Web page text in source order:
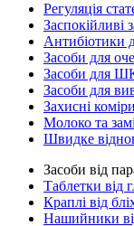
Регуляція
Заспокійливі
Антибіотики
Засоби для
Засоби для
Засоби для
Захисні
Молоко та
Швидке
Засоби від
Таблетки від
Краплі від
Нашийники